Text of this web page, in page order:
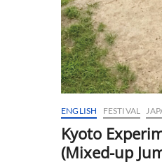
ENGLISH FESTIVAL
Kyoto
(Mixed-up